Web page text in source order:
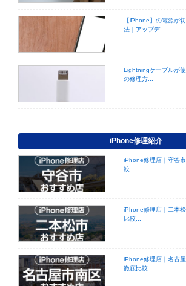
【iPhone】の電源が
法｜アップデ...
Lightningケーブルが
の修理方...
iPhone修理紹介
iPhone修理店｜守谷
較...
iPhone修理店｜二本
比較...
iPhone修理店｜名古
徹底比較...